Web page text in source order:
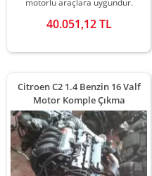
40.051,12 TL
Citroen C2 1.4 Benzin 16 Valf
Motor Komple Çıkma